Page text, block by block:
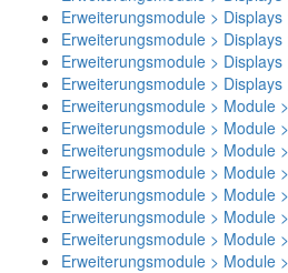
Erweiterungsmodule > Displays
Erweiterungsmodule >
Erweiterungsmodule > Displays
Erweiterungsmodule > Displays
Erweiterungsmodule > Module
Erweiterungsmodule > Module
Erweiterungsmodule > Module
Erweiterungsmodule > Module
Erweiterungsmodule > Module
Erweiterungsmodule > Module
Erweiterungsmodule > Module
Erweiterungsmodule > Module